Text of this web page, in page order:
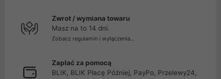
Zwrot / wymiana towaru
Masz na to 14 dni.
Zobacz regulamin i wyłączenia...
Zapłać za pomocą
BLIK, BLIK Płacę Później, PayPo, Przelewy24,